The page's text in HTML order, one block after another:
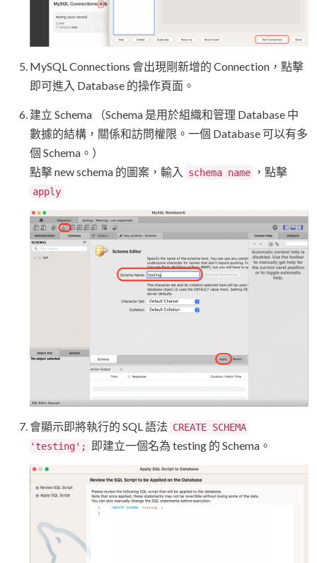
MySQL Connections 會出現剛新增的 Connection，點擊
即可進入 Database 的操作頁面。
建立 Schema （Schema 是用於組織和管理 Database 中
數據的結構，關係和訪問權限。一個 Database 可以有多
個 Schema。）
點擊 new schema 的圖案，輸入
schema name ，點擊
apply
會顯示即將執行的 SQL 語法 CREATE SCHEMA
'testing';
即建立一個名為 testing 的 Schema。